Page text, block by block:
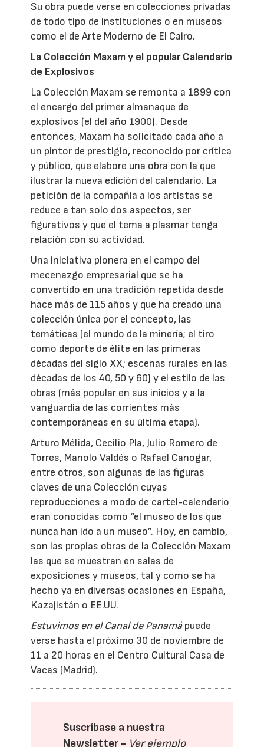
Su obra puede verse en colecciones privadas
de todo tipo de instituciones o en museos
como el de Arte Moderno de El Cairo.
La Colección Maxam y el popular Calendario
de Explosivos
La Colección Maxam se remonta a 1899 con
el encargo del primer almanaque de
explosivos (el del año 1900). Desde
entonces, Maxam ha solicitado cada año a
un pintor de prestigio, reconocido por crítica
y público, que elabore una obra con la que
ilustrar la nueva edición del calendario. La
petición de la compañía a los artistas se
reduce a tan solo dos aspectos, ser
figurativos y que el tema a plasmar tenga
relación con su actividad.
Una iniciativa pionera en el campo del
mecenazgo empresarial que se ha
convertido en una tradición repetida desde
hace más de 115 años y que ha creado una
colección única por el concepto, las
temáticas (el mundo de la minería; el tiro
como deporte de élite en las primeras
décadas del siglo XX; escenas rurales en las
décadas de los 40, 50 y 60) y el estilo de las
obras (más popular en sus inicios y a la
vanguardia de las corrientes más
contemporáneas en su última etapa).
Arturo Mélida, Cecilio Pla, Julio Romero de
Torres, Manolo Valdés o Rafael Canogar,
entre otros, son algunas de las figuras
claves de una Colección cuyas
reproducciones a modo de cartel-calendario
eran conocidas como “el museo de los que
nunca han ido a un museo”. Hoy, en cambio,
son las propias obras de la Colección Maxam
las que se muestran en salas de
exposiciones y museos, tal y como se ha
hecho ya en diversas ocasiones en España,
Kazajistán o EE.UU.
Estuvimos en el Canal de Panamá puede
verse hasta el próximo 30 de noviembre de
11 a 20 horas en el Centro Cultural Casa de
Vacas (Madrid).
Suscríbase a nuestra
Newsletter - Ver ejemplo